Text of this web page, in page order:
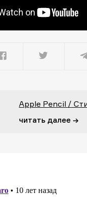
Apple Pencil /
читать далее →